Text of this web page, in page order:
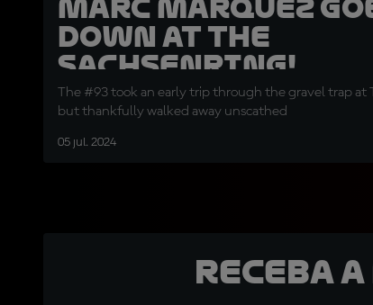
Marc Marquez
down at the
Sachsenring!
The #93 took an early trip through the gravel trap at
but thankfully walked away unscathed
05 jul. 2024
Receba